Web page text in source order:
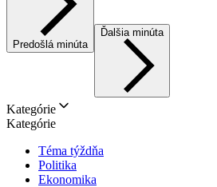
Predošlá minúta
Ďalšia minúta
Kategórie
Kategórie
Téma týždňa
Politika
Ekonomika